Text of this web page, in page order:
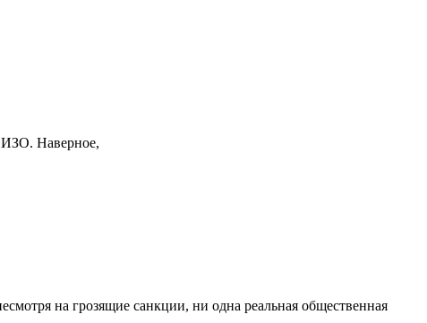
Наверное,
на грозящие санкции, ни одна реальная общественная